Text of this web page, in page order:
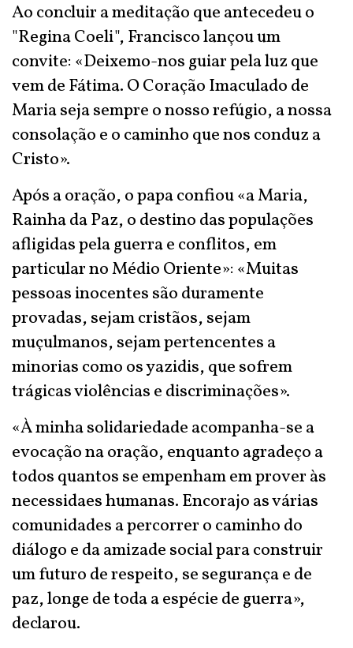
Ao concluir a meditação que antecedeu o
"Regina Coeli", Francisco lançou um
convite: «Deixemo-nos guiar pela luz que
vem de Fátima. O Coração Imaculado de
Maria seja sempre o nosso refúgio, a nossa
consolação e o caminho que nos conduz a
Cristo».
Após a oração, o papa confiou «a Maria,
Rainha da Paz, o destino das populações
afligidas pela guerra e conflitos, em
particular no Médio Oriente»: «Muitas
pessoas inocentes são duramente
provadas, sejam cristãos, sejam
muçulmanos, sejam pertencentes a
minorias como os yazidis, que sofrem
trágicas violências e discriminações».
«À minha solidariedade acompanha-se a
evocação na oração, enquanto agradeço a
todos quantos se empenham em prover às
necessidaes humanas. Encorajo as várias
comunidades a percorrer o caminho do
diálogo e da amizade social para construir
um futuro de respeito, se segurança e de
paz, longe de toda a espécie de guerra»,
declarou.